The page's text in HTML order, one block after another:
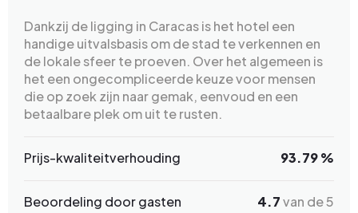
Dankzij de ligging in Caracas is het hotel een
handige uitvalsbasis om de stad te verkennen en
de lokale sfeer te proeven. Over het algemeen is
het een ongecompliceerde keuze voor mensen
die op zoek zijn naar gemak, eenvoud en een
betaalbare plek om uit te rusten.
Prijs-kwaliteitverhouding 93.79 %
Beoordeling door gasten 4.7van de 5